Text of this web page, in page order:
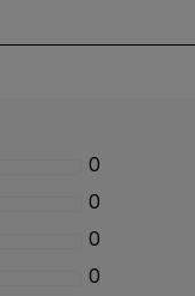
0
0
0
0